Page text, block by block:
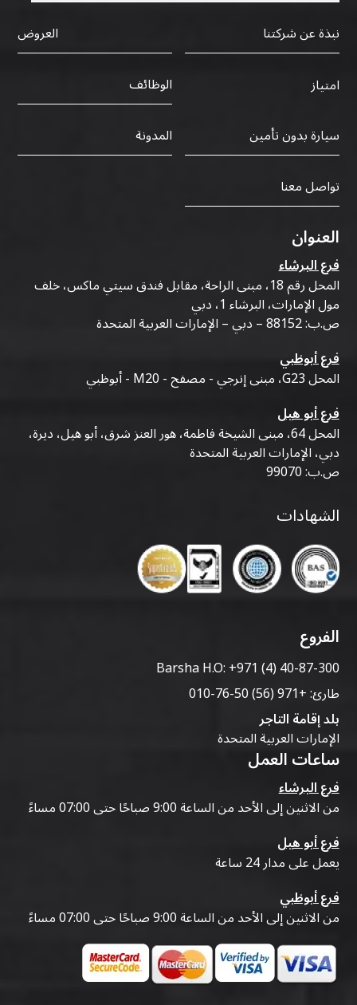
نبذة عن شركتنا
العروض
امتياز
الوظائف
سيارة بدون تأمين
المدونة
تواصل معنا
العنوان
فرع البرشاء
المحل رقم 18، مبنى الراحة، مقابل فندق سيتي ماكس، خلف
مول الإمارات، البرشاء 1، دبي
ص.ب: 88152 – دبي – الإمارات العربية المتحدة
فرع أبوظبي
المحل G23، مبنى إنرجي - مصفح - M20 - أبوظبي
فرع أبو هيل
المحل 64، مبنى الشيخة فاطمة، هور العنز شرق، أبو هيل، ديرة،
دبي، الإمارات العربية المتحدة
ص.ب: 99070
الشهادات
الفروع
Barsha H.O:+971 (4) 40-87-300
طارئ:+971 (56) 50-76-010
بلد إقامة التاجر
الإمارات العربية المتحدة
ساعات العمل
فرع البرشاء
من الاثنين إلى الأحد من الساعة 9:00 صباحًا حتى 07:00 مساءً
فرع أبو هيل
يعمل على مدار 24 ساعة
فرع أبوظبي
من الاثنين إلى الأحد من الساعة 9:00 صباحًا حتى 07:00 مساءً